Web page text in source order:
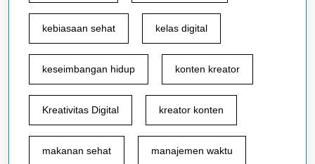
kebiasaan sehat kelas digital
keseimbangan hidup konten kreator
Kreativitas Digital kreator konten
makanan sehat manajemen waktu